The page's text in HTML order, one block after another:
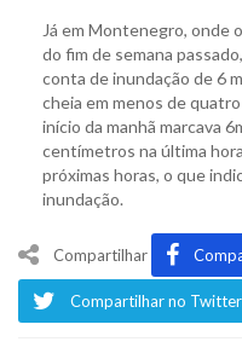
Já em Montenegro, onde
do fim de semana
conta de inundação de 6
cheia em menos de
início da manhã marcava
centímetros na última
próximas horas, o que
inundação.
Compartilhar
Compartilhar no Twitter